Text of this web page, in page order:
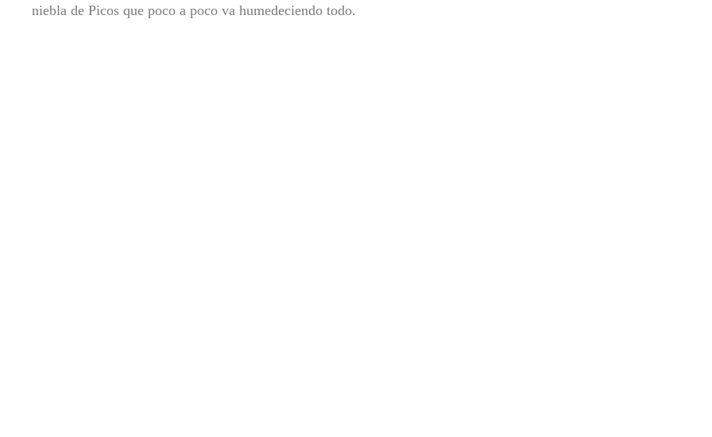
niebla de Picos que poco a poco va humedeciendo todo.